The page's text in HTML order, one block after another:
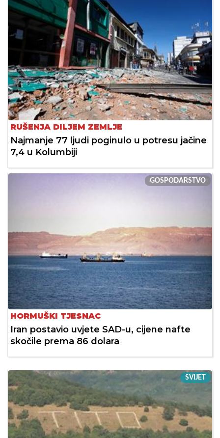
RUŠENJA DILJEM ZEMLJE
Najmanje 77 ljudi poginulo u potresu jačine
7,4 u Kolumbiji
GOSPODARSTVO
HORMUŠKI TJESNAC
Iran postavio uvjete SAD-u, cijene nafte
skočile prema 86 dolara
SVIJET